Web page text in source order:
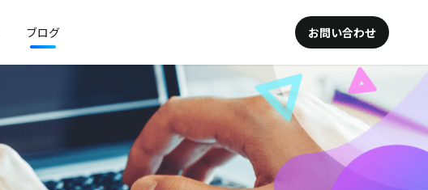
ブログ お問い合わせ